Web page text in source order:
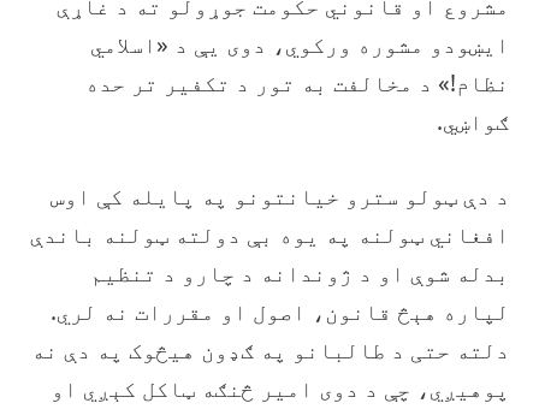
مشروع او قانوني حکومت جوړولو ته د غاړې
ايښودو مشوره ورکوي، دوی یې د «اسلامي
نظام!» د مخالفت به تور د تکفیر تر حده
ګواښي.
‏د دې ټولو سترو خیانتونو په پایله کې اوس
افغاني ټولنه په یوه بې دولته ټولنه باندې
بدله شوې او د ژوندانه د چارو د تنظیم
لپاره هېڅ قانون، اصول او مقررات نه لري.
دلته حتی د طالبانو په ګډون هیڅوک په دې نه
پوهیږي، چې د دوی امیر څنګه ټاکل کېږي او